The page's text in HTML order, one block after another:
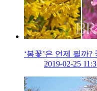
‘봄꽃’은 언제 필까
2019-02-25